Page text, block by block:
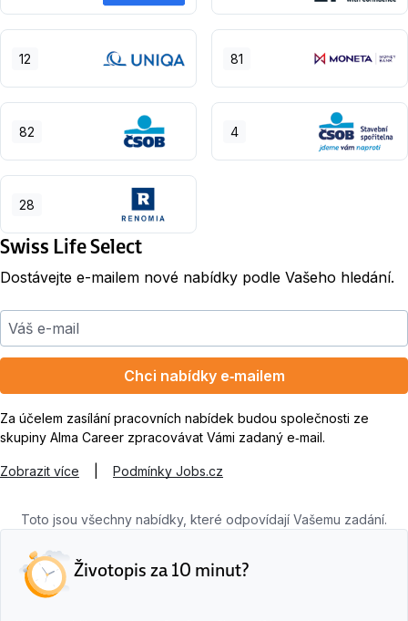
12 81
82 4
28
Swiss Life Select
Dostávejte e-mailem nové nabídky podle Vašeho hledání.
Váš e-mail
Chci nabídky e‑mailem
Za účelem zasílání pracovních nabídek budou společnosti ze
skupiny Alma Career zpracovávat Vámi zadaný e‑mail.
Zobrazit více Podmínky Jobs.cz
Toto jsou všechny nabídky, které odpovídají Vašemu zadání.
Životopis za 10 minut?